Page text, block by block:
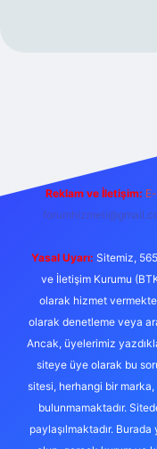
Reklam ve İletişim:
Yasal Uyarı: Sitemiz,
ve İletişim Kurumu
olarak hizmet
olarak denetleme veya
Ancak, üyelerimiz
siteye üye olarak bu
sitesi, herhangi bir marka,
bulunmamaktadır.
paylaşılmaktadır.